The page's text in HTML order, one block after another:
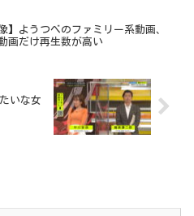
】ようつべのファミリー系動画、
画だけ再生数が高い
いな女